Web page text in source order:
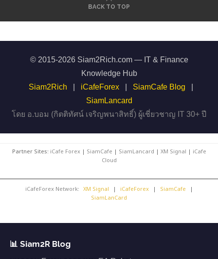
BACK TO TOP
© 2015-2026 Siam2Rich.com — IT & Finance
Knowledge Hub
Siam2Rich
iCafeForex SiamCafe Blog
SiamLancard
โดย อ.บอม (กิตติทัศน์ เจริญพนาสิทธิ์) ผู้เชี่ยวชาญ IT 30+ ปี
Partner Sites: iCafe Forex| SiamCafe | SiamLancard | XM Signal | iCafe
Cloud
iCafeForex Network: XM Signal | iCafeForex | SiamCafe
|
SiamLanCard
📊 Siam2R Blog